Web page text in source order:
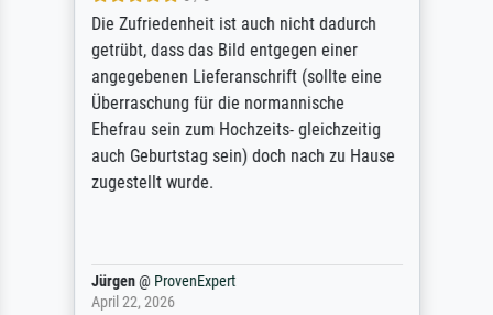
Die Zufriedenheit ist auch nicht dadurch
getrübt, dass das Bild entgegen einer
angegebenen Lieferanschrift (sollte eine
Überraschung für die normannische
Ehefrau sein zum Hochzeits- gleichzeitig
auch Geburtstag sein) doch nach zu Hause
zugestellt wurde.
Jürgen@ ProvenExpert
April 22, 2026